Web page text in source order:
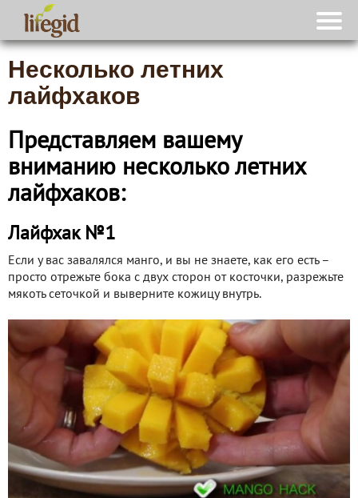
Несколько летних
лайфхаков
Представляем вашему
вниманию несколько летних
лайфхаков:
Лайфхак №1
Если у вас завалялся манго, и вы не знаете, как его есть –
просто отрежьте бока с двух сторон от косточки, разрежьте
мякоть сеточкой и выверните кожицу внутрь.